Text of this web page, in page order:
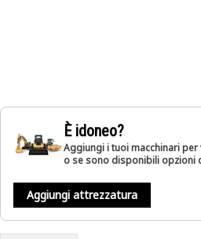
È idoneo?
Aggiungi i tuoi macchinari
o se sono disponibili opzioni
Aggiungi attrezzatura